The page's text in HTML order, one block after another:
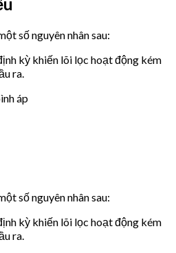
số nguyên nhân sau:
kỳ khiến lõi lọc hoạt động kém
ra.
áp
số nguyên nhân sau:
kỳ khiến lõi lọc hoạt động kém
ra.